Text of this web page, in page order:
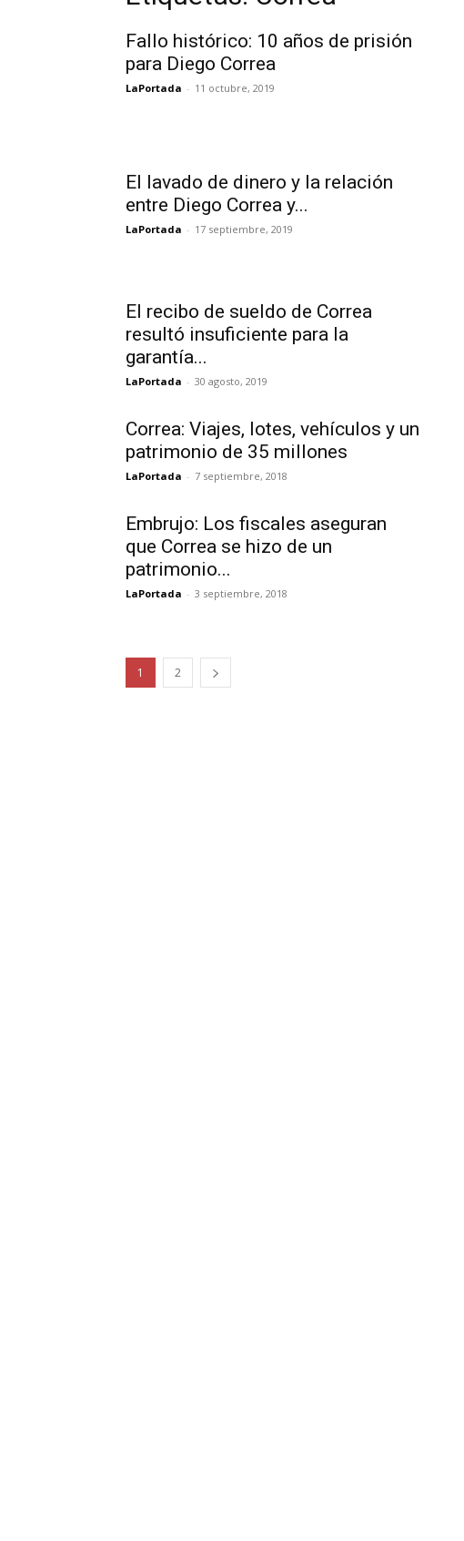
Fallo histórico: 10 años de prisión
para Diego Correa
LaPortada - 11 octubre, 2019
El lavado de dinero y la relación
entre Diego Correa y...
LaPortada - 17 septiembre, 2019
El recibo de sueldo de Correa
resultó insuficiente para la
garantía...
LaPortada - 30 agosto, 2019
Correa: Viajes, lotes, vehículos y un
patrimonio de 35 millones
LaPortada - 7 septiembre, 2018
Embrujo: Los fiscales aseguran
que Correa se hizo de un
patrimonio...
LaPortada - 3 septiembre, 2018
1 2